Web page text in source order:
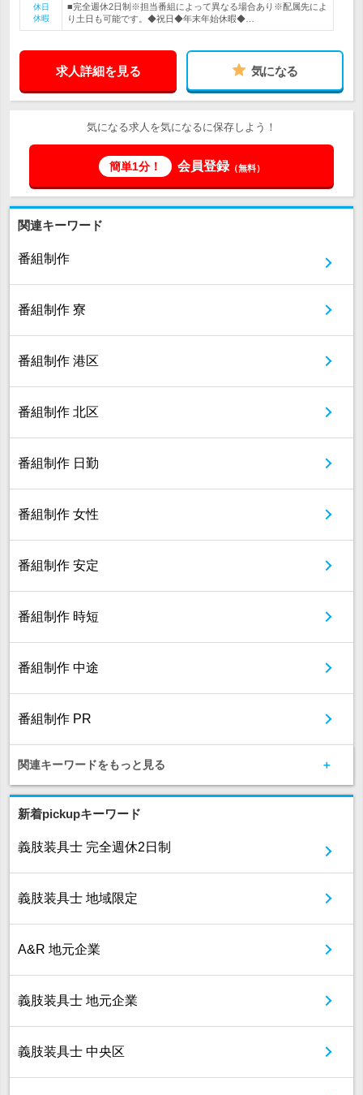
休日
休暇
■完全週休2日制※担当番組によって異なる場合あり※配属先によ
り土日も可能です。◆祝日◆年末年始休暇◆…
求人詳細を見る 気になる
気になる求人を気になるに保存しよう！
簡単1分！ 会員登録（無料）
関連キーワード
番組制作
番組制作 寮
番組制作 港区
番組制作 北区
番組制作 日勤
番組制作 女性
番組制作 安定
番組制作 時短
番組制作 中途
番組制作 PR
関連キーワードをもっと見る
新着pickupキーワード
義肢装具士 完全週休2日制
義肢装具士 地域限定
A&R 地元企業
義肢装具士 地元企業
義肢装具士 中央区